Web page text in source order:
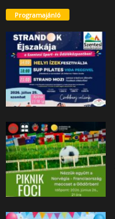
Programajánló